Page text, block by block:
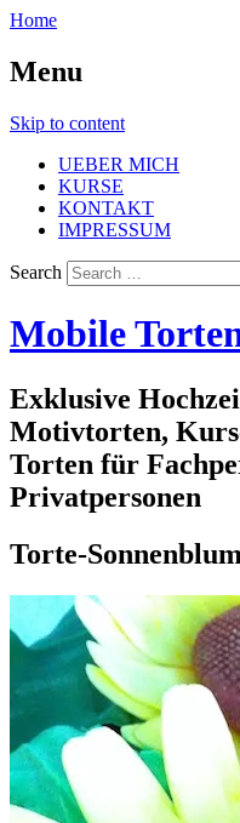
Home
Menu
Skip to content
UEBER MICH
KURSE
KONTAKT
IMPRESSUM
Search
Mobile
Exklusive
Motivtorten,
Torten für
Privatpersonen
Torte-